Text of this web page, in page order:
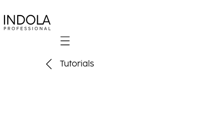
Mobile navigation
Tutorials